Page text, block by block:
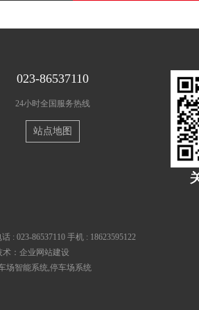
023-86537110
24小时全国服务热线
站点地图
话 : 023-86537110 手机 : 18623595122
术： 企业网站建设
场智能系统,停车场系统